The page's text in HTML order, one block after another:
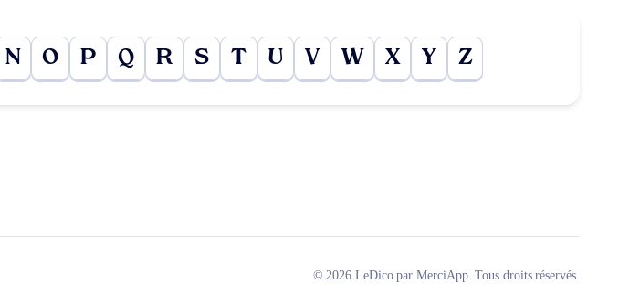
N O P Q R S T U V W X Y Z
© 2026 LeDico par MerciApp. Tous droits réservés.